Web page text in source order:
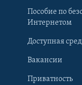
Пособие по
Интернетом
Доступная
Вакансии
Приватность